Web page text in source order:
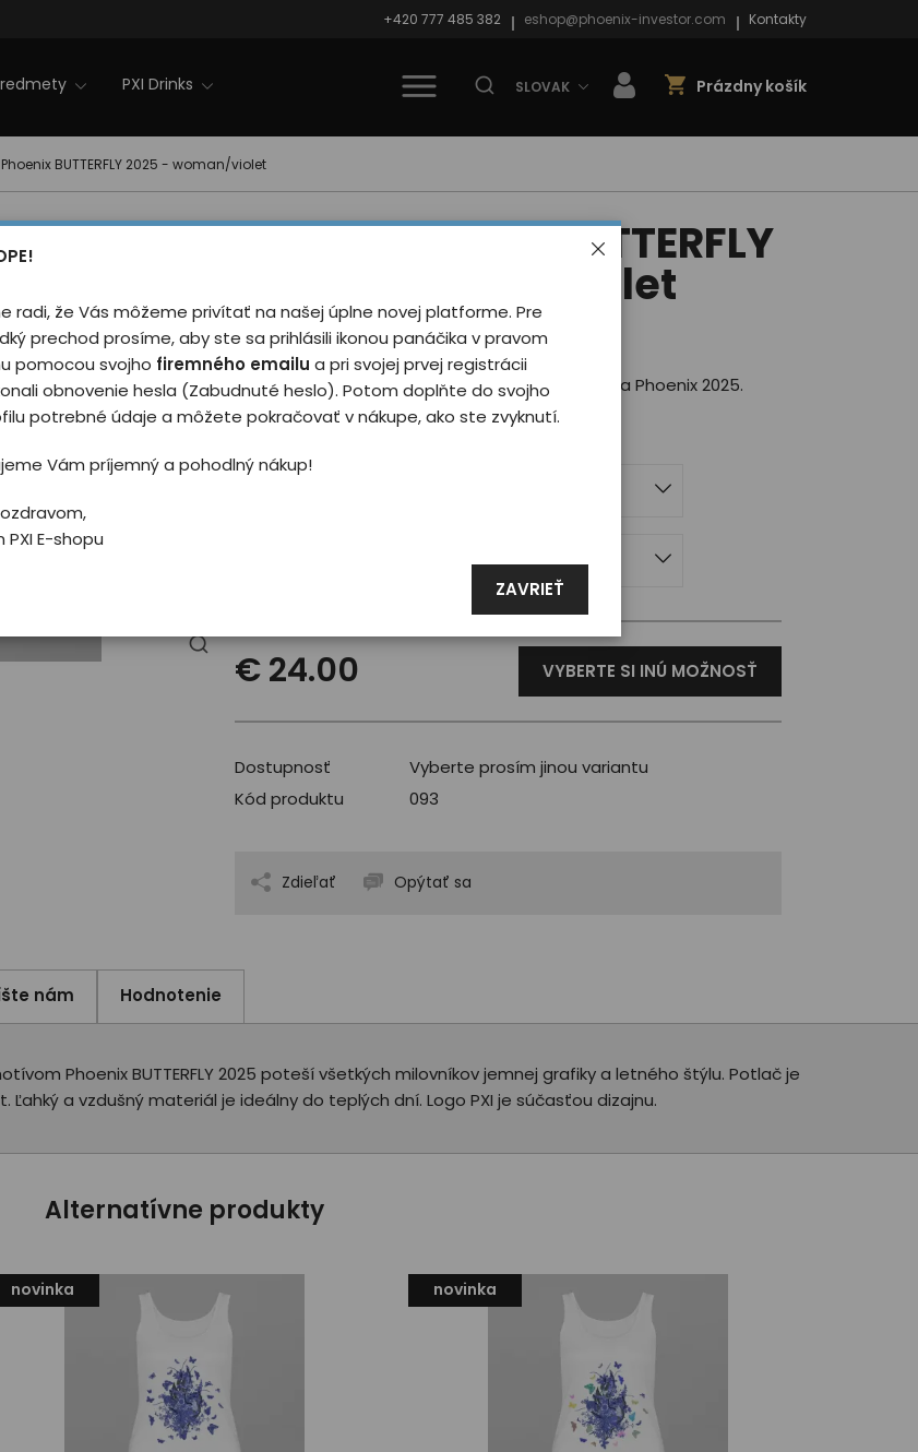
radi, že Vás môžeme privítať na našej úplne novej platforme. Pre
prechod prosíme, aby ste sa prihlásili ikonou panáčika v pravom
pomocou svojho firemného emailu a pri svojej prvej registrácii
obnovenie hesla (Zabudnuté heslo). Potom doplňte do svojho
potrebné údaje a môžete pokračovať v nákupe, ako ste zvyknutí.
Vám príjemný a pohodlný nákup!
PXI E-shopu
ZAVRIEŤ
+420 777 485 382 eshop@phoenix-investor.com Kontakty
SLOVAK Prázdny košík
PXI Drinks
BUTTERFLY 2025 - woman/violet
Tielko Phoenix BUTTERFLY
2025 - woman/violet
Hodnotilo 0 užívateľov
Biele dámske tielko so štýlovou potlačou motýľa Phoenix 2025.
Dostupné v štyroch farebných variantách.
€ 24.00 VYBERTE SI INÚ MOŽNOSŤ
Dostupnosť
Vyberte prosím jinou variantu
Kód produktu
093
Zdieľať Opýtať sa
nám Hodnotenie
Phoenix BUTTERFLY 2025 poteší všetkých milovníkov jemnej grafiky a letného štýlu. Potlač je
a vzdušný materiál je ideálny do teplých dní. Logo PXI je súčasťou dizajnu.
Alternatívne produkty
novinka novinka